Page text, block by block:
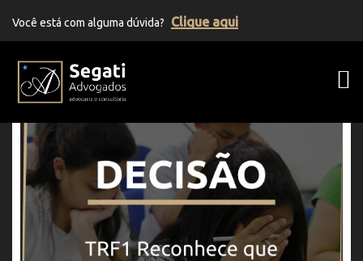
Você está com alguma dúvida? Clique aqui